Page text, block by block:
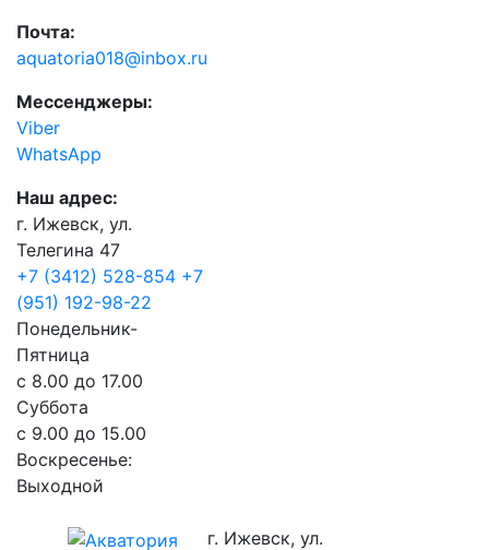
Почта:
aquatoria018@inbox.ru
Мессенджеры:
Viber
WhatsApp
Наш адрес:
г. Ижевск, ул.
Телегина 47
+7 (3412) 528-854 +7
(951) 192-98-22
Понедельник-
Пятница
с 8.00 до 17.00
Суббота
с 9.00 до 15.00
Воскресенье:
Выходной
г. Ижевск, ул.